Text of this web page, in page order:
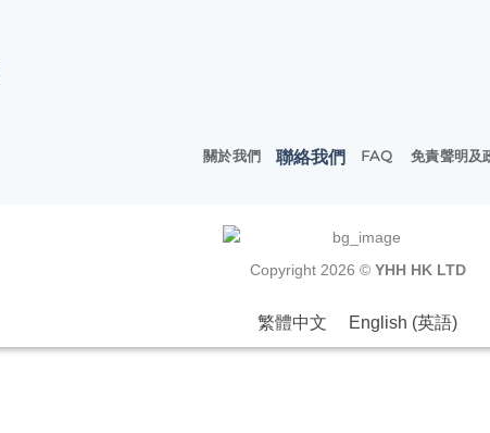
關於我們 聯絡我們 FAQ 免責聲明及
Copyright 2026 © YHH HK LTD
繁體中文 English (英語)